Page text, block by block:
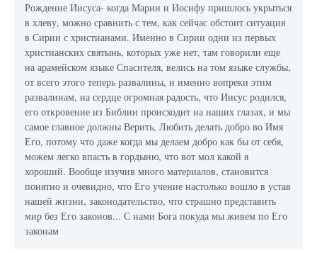
Рождение Иисуса- когда Марии и Иосифу пришлось укрыться
в хлеву, можно сравнить с тем, как сейчас обстоит ситуация
в Сирии с христианами. Именно в Сирии одни из первых
христианских святынь, которых уже нет, там говорили еще
на арамейском языке Спасителя, велись на том языке службы,
от всего этого теперь развалины, и именно вопреки этим
развалинам, на сердце огромная радость, что Иисус родился,
его откровение из Библии происходит на наших глазах, и мы
самое главное должны Верить, Любить делать добро во Имя
Его, потому что даже когда мы делаем добро как бы от себя,
можем легко впасть в гордыню, что вот мол какой я
хороший. Вообще изучив много материалов, становится
понятно и очевидно, что Его учение настолько вошло в устав
нашей жизни, законодательство, что страшно представить
мир без Его законов... С нами Бога покуда мы живем по Его
законам